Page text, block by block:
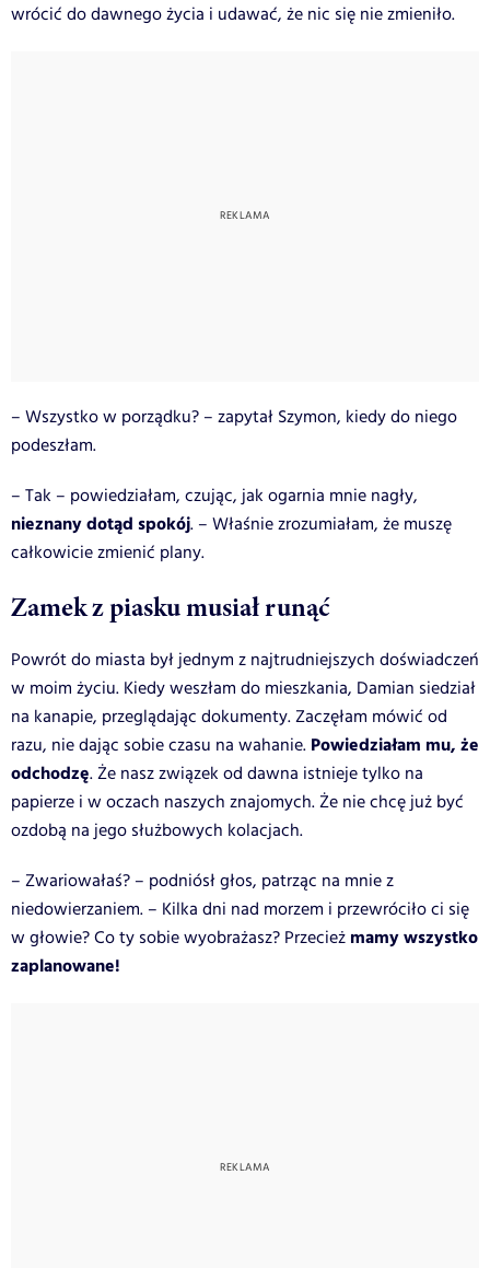
wrócić do dawnego życia i udawać, że nic się nie zmieniło.
– Wszystko w porządku? – zapytał Szymon, kiedy do niego
podeszłam.
– Tak – powiedziałam, czując, jak ogarnia mnie nagły,
nieznany dotąd spokój. – Właśnie zrozumiałam, że muszę
całkowicie zmienić plany.
Zamek z piasku musiał runąć
Powrót do miasta był jednym z najtrudniejszych doświadczeń
w moim życiu. Kiedy weszłam do mieszkania, Damian siedział
na kanapie, przeglądając dokumenty. Zaczęłam mówić od
razu, nie dając sobie czasu na wahanie. Powiedziałam mu, że
odchodzę. Że nasz związek od dawna istnieje tylko na
papierze i w oczach naszych znajomych. Że nie chcę już być
ozdobą na jego służbowych kolacjach.
– Zwariowałaś? – podniósł głos, patrząc na mnie z
niedowierzaniem. – Kilka dni nad morzem i przewróciło ci się
w głowie? Co ty sobie wyobrażasz? Przecież mamy wszystko
zaplanowane!